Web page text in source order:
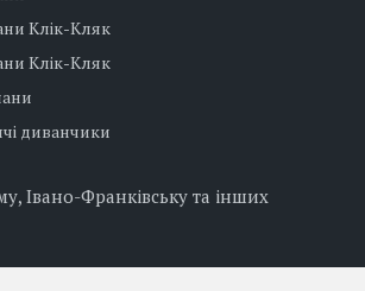
Клік-Кляк
Клік-Кляк
диванчики
Івано-Франківську та інших